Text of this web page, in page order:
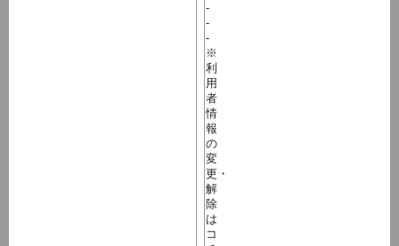
-
-
-
※
利
用
者
情
報
の
変
更・
解
除
は
コ